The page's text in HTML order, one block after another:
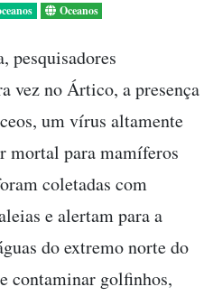
Oceanos
pesquisadores
vez no Ártico, a presença
um vírus altamente
mortal para mamíferos
coletadas com
e alertam para a
do extremo norte do
contaminar golfinhos,